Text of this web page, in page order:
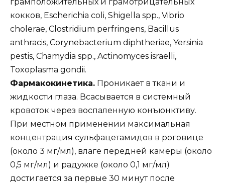
кокков, Escherichia coli, Shigella spp., Vibrio
cholerae, Clostridium perfringens, Bacillus
anthracis, Corynebacterium diphtheriae, Yersinia
pestis, Chamydia spp., Actinomyces israelli,
Toxoplasma gondii.
Фармакокинетика. Проникает в ткани и
жидкости глаза. Всасывается в системный
кровоток через воспаленную конъюнктиву.
При местном применении максимальная
концентрация сульфацетамидов в роговице
(около 3 мг/мл), влаге передней камеры (около
0,5 мг/мл) и радужке (около 0,1 мг/мл)
достигается за первые 30 минут после